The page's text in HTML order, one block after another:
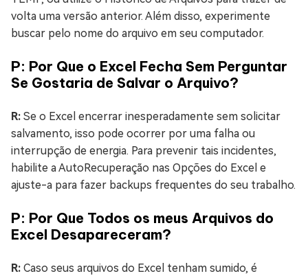
volta uma versão anterior. Além disso, experimente
buscar pelo nome do arquivo em seu computador.
P: Por Que o Excel Fecha Sem Perguntar
Se Gostaria de Salvar o Arquivo?
R: Se o Excel encerrar inesperadamente sem solicitar
salvamento, isso pode ocorrer por uma falha ou
interrupção de energia. Para prevenir tais incidentes,
habilite a AutoRecuperação nas Opções do Excel e
ajuste-a para fazer backups frequentes do seu trabalho.
P: Por Que Todos os meus Arquivos do
Excel Desapareceram?
R: Caso seus arquivos do Excel tenham sumido, é